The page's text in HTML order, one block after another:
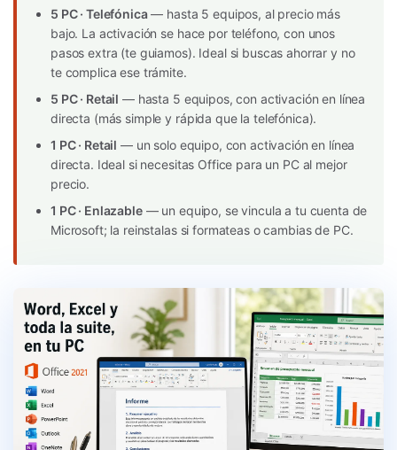
5 PC · Telefónica— hasta 5 equipos, al precio más
bajo. La activación se hace por teléfono, con unos
pasos extra (te guiamos). Ideal si buscas ahorrar y no
te complica ese trámite.
5 PC · Retail — hasta 5 equipos, con activación en línea
directa (más simple y rápida que la telefónica).
1 PC · Retail — un solo equipo, con activación en línea
directa. Ideal si necesitas Office para un PC al mejor
precio.
1 PC · Enlazable— un equipo, se vincula a tu cuenta de
Microsoft; la reinstalas si formateas o cambias de PC.